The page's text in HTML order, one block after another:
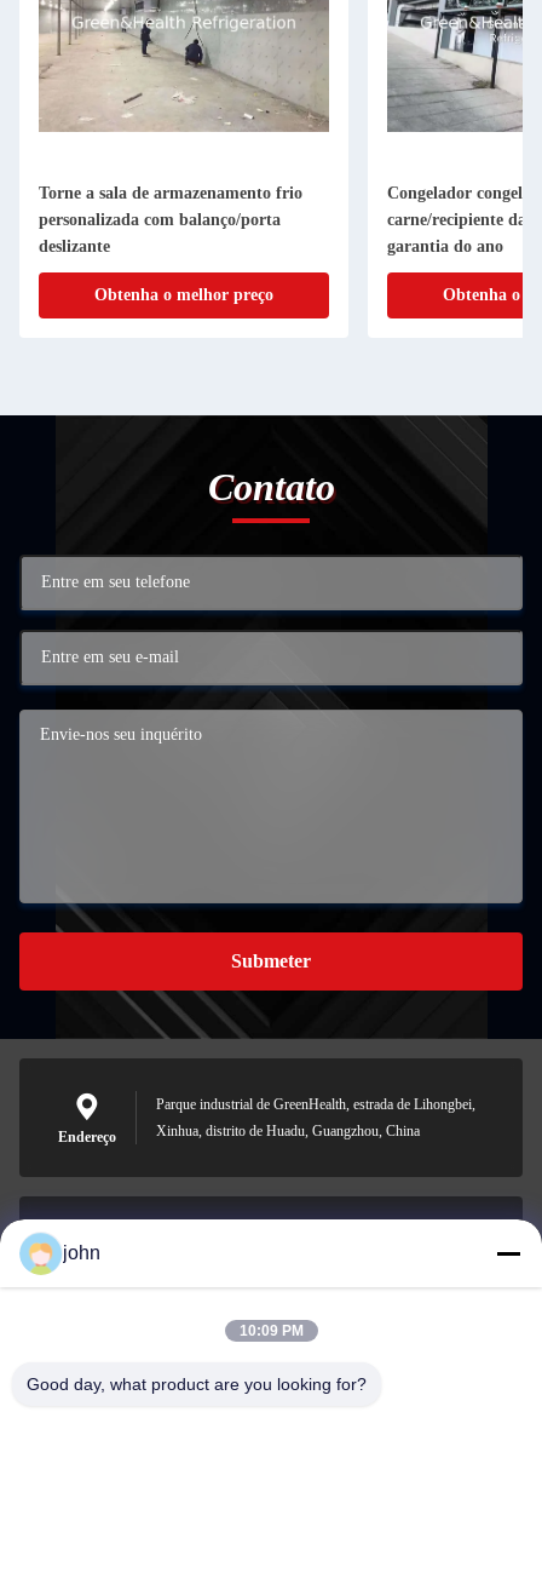
Torne a sala de armazenamento frio
personalizada com balanço/porta
deslizante
Obtenha o melhor preço
Congelador
carne/recipiente da
garantia do ano
Obtenha o
Contato
Submeter
Endereço
Parque industrial de GreenHealth, estrada de Lihongbei,
Xinhua, distrito de Huadu, Guangzhou, China
0086-153-7406-6785
john
10:09 PM
Good day, what product are you looking for?